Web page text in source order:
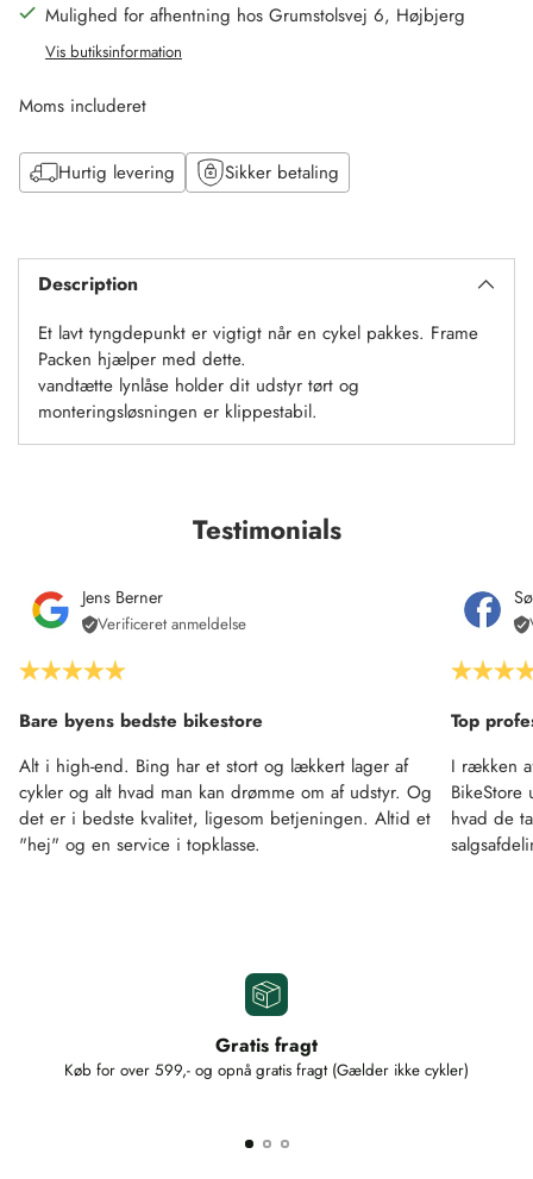
Mulighed for afhentning hos Grumstolsvej 6, Højbjerg
Vis butiksinformation
Moms includeret
Hurtig levering Sikker betaling
til
kurvDescription
Et lavt tyngdepunkt er vigtigt når en cykel pakkes. Frame
Packen hjælper med dette.
vandtætte lynlåse holder dit udstyr tørt og
monteringsløsningen er klippestabil.
Testimonials
Jens Berner
Verificeret anmeldelse
Bare byens bedste bikestore
Alt i high-end. Bing har et stort og lækkert lager af
cykler og alt hvad man kan drømme om af udstyr. Og
det er i bedste kvalitet, ligesom betjeningen. Altid et
"hej" og en service i topklasse.
Top
I rækken
hvad de
Gratis fragt
Køb for over 599,- og opnå gratis fragt (Gælder ikke cykler)